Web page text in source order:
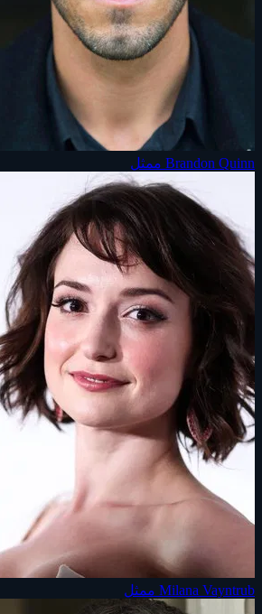
Brandon Quinn ممثل
Milana Vayntrub ممثل